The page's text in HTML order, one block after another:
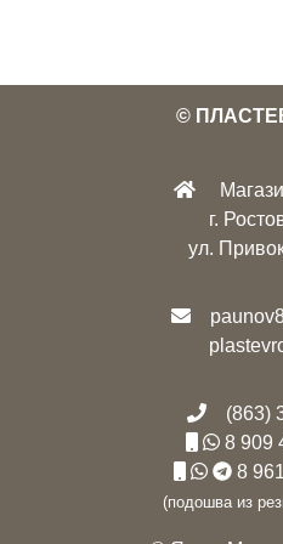
©
г.
ул.
(863)
8 909
8
(подошва из